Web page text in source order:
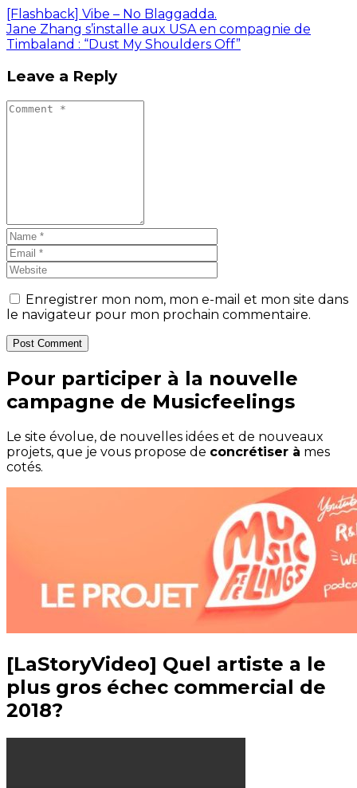
[Flashback] Vibe – No Blaggadda.
Jane Zhang s’installe aux USA en compagnie de
Timbaland : “Dust My Shoulders Off”
Leave a Reply
Enregistrer mon nom, mon e-mail et mon site dans
le navigateur pour mon prochain commentaire.
Post Comment
Pour participer à la nouvelle
campagne de Musicfeelings
Le site évolue, de nouvelles idées et de nouveaux
projets, que je vous propose de concrétiser à mes
cotés.
[LaStoryVideo] Quel artiste a le
plus gros échec commercial de
2018?